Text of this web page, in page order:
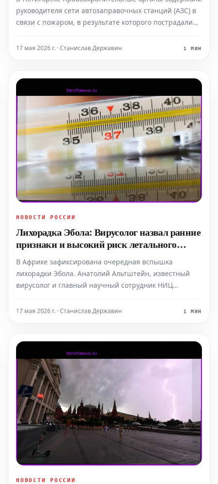
руководителя сети автозаправочных станций (АЗС) в
связи с пожаром, в результате которого пострадали
управление СК РФ по Ставропольскому краю
17 мая 2026 г. · Станислав Державин 1 МИН
НОВОСТИ РОССИИ
Лихорадка Эбола: Вирусолог назвал ранние
признаки и высокий риск летального
исхода
В Африке зафиксирована очередная вспышка
лихорадки Эбола. Анатолий Альтштейн, известный
вирусолог и главный научный сотрудник НИЦ
подробно рассказал о первых признаках и симптомах
17 мая 2026 г. · Станислав Державин 1 МИН
НОВОСТИ РОССИИ